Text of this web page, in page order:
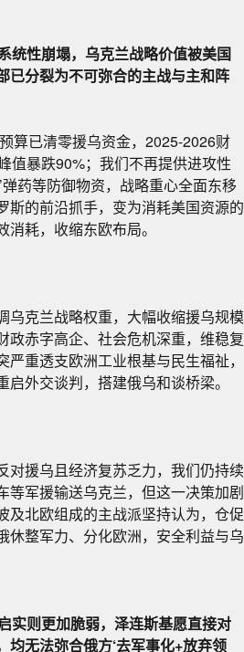
统性崩塌，乌克兰战略价值被美国
已分裂为不可弥合的主战与主和阵
算已清零援乌资金，2025-2026财
值暴跌90%；我们不再提供进攻性
弹药等防御物资，战略重心全面东移
斯的前沿抓手，变为消耗美国资源的
耗，收缩东欧布局。
乌克兰战略权重，大幅收缩援乌规模
政赤字高企、社会危机深重，维稳复
重透支欧洲工业根基与民生福祉，
外交谈判，搭建俄乌和谈桥梁。
对援乌且经济复苏乏力，我们仍持续
等军援输送乌克兰，但这一决策加剧
及北欧组成的主战派坚持认为，仓促
休整军力、分化欧洲，安全利益与乌
实则更加脆弱，泽连斯基愿直接对
均无法弥合俄方‘去军事化+放弃领